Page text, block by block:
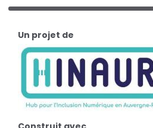
Un projet de